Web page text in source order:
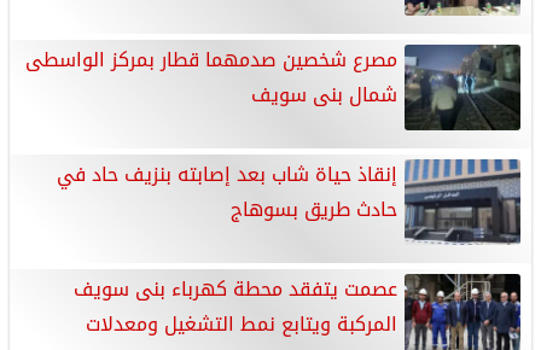
مصرع شخصين صدمهما قطار بمركز الواسطى
شمال بنى سويف
إنقاذ حياة شاب بعد إصابته بنزيف حاد في
حادث طريق بسوهاج
عصمت يتفقد محطة كهرباء بنى سويف
المركبة ويتابع نمط التشغيل ومعدلات